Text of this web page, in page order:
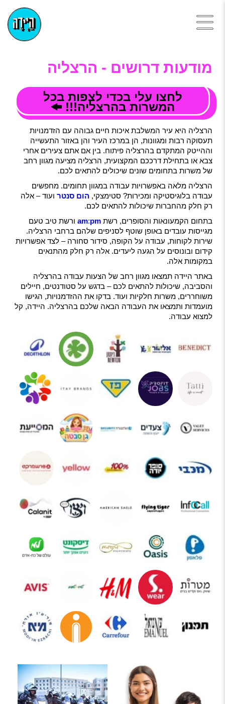
מודעות דרושים - הרצליה
לחצו עלי בכדי לצפות בכל
המשרות בהרצליה!!!
הרצליה היא עיר המשלבת איכות חיים גבוהה עם הזדמנויות
תעסוקה רבות ומגוונות, הן במרכז העיר והן באזור התעשייה
וההייטק המתקדם בהרצליה פיתוח. בין אם אתם צעירים אחרי
צבא או בתחילת דרככם המקצועית, הרצליה מציעה מגוון רחב
של משרות בתחומים שונים שיכולים להתאים לכם.
הרצליה מלאה באפשרויות עבודה במגוון תחומים. מחפשים
עבודה בלוגיסטיקה ומכירות? סטימצקי, הום סנטר ועוד – אלה
רק חלק מהחברות שיכולות להתאים לכם.
בתחום הקמעונאות והסופרים, רשת
am:pm
ורשת טיב טעם
מגייסות עובדים באופן שוטף לסניפים שלהם ברחבי הרצליה.
שירות לקוחות, עבודה על הקופה, סידור סחורה – לצד אפשרויות
קידום ובונוסים על הגעה ליעדים. אלה רק חלק מהתנאים
במקומות אלה.
באתר היידה תמצאו מגוון רחב של הצעות עבודה בהרצליה
והסביבה, שיכולות להתאים לכם – בדגש על סטודנטים, חיילים
משוחררים, משרות חלקיות ועוד. בדקו את ההזדמנויות, הגישו
מועמדות ותמצאו את העבודה הבאה שלכם בהרצליה. היידה, קל
למצוא עבודה.